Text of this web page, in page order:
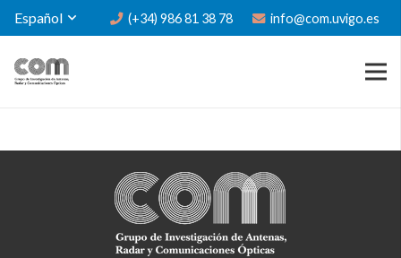
Español (+34) 986 81 38 78 info@com.uvigo.es